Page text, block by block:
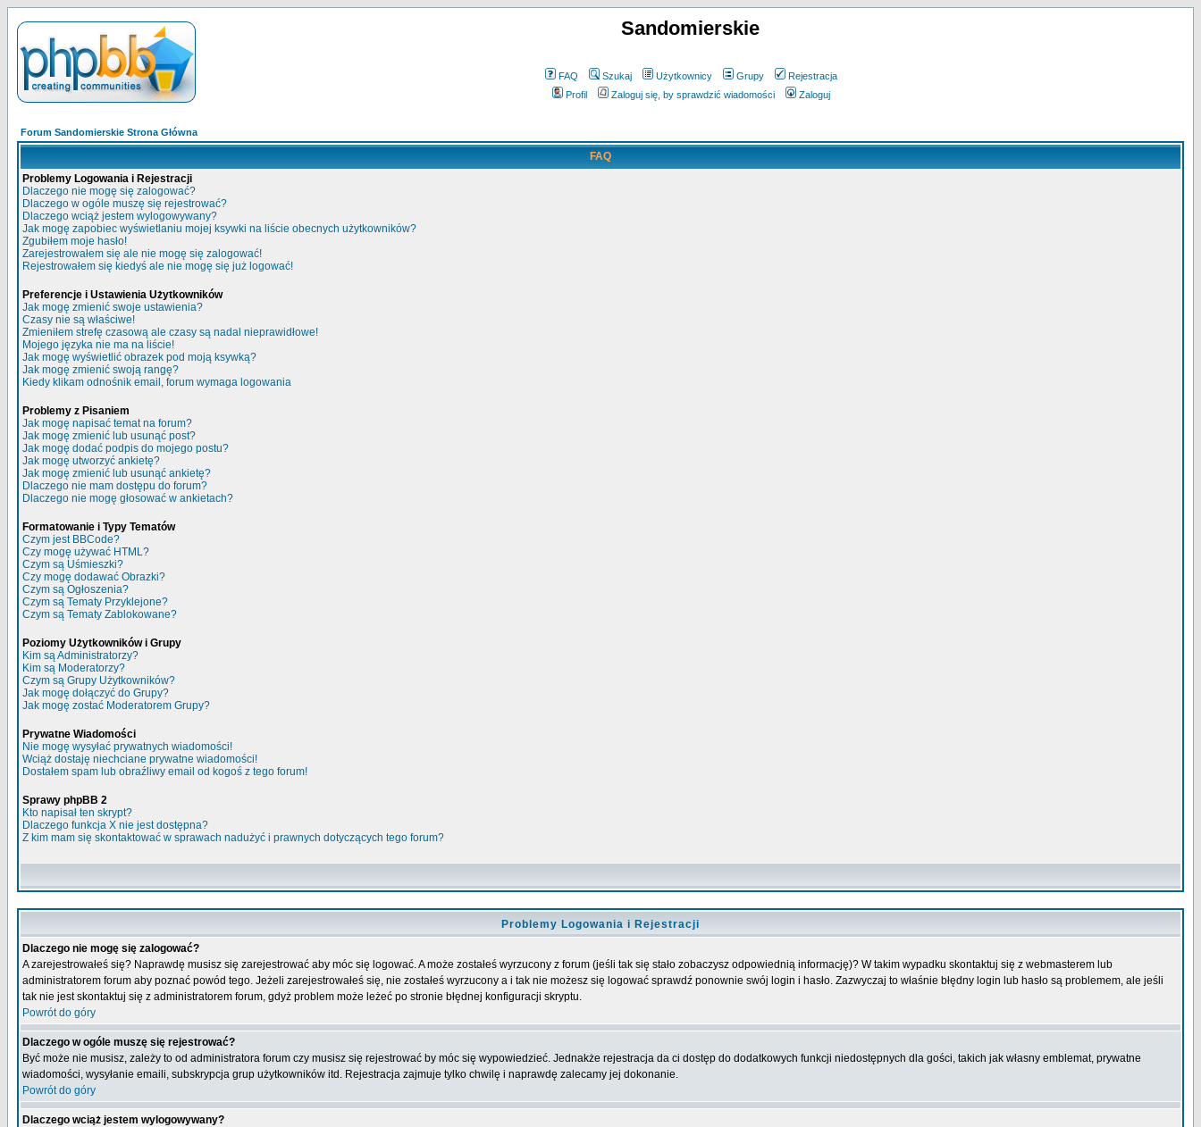
Sandomierskie
FAQ Szukaj Użytkownicy Grupy
Rejestracja
Profil
Zaloguj się, by sprawdzić wiadomości Zaloguj
Forum Sandomierskie Strona Główna
FAQ
Problemy Logowania i Rejestracji
Dlaczego nie mogę się zalogować?
Dlaczego w ogóle muszę się rejestrować?
Dlaczego wciąż jestem wylogowywany?
Jak mogę zapobiec wyświetlaniu mojej ksywki na liście obecnych użytkowników?
Zgubiłem moje hasło!
Zarejestrowałem się ale nie mogę się zalogować!
Rejestrowałem się kiedyś ale nie mogę się już logować!
Preferencje i Ustawienia Użytkowników
Jak mogę zmienić swoje ustawienia?
Czasy nie są właściwe!
Zmieniłem strefę czasową ale czasy są nadal nieprawidłowe!
Mojego języka nie ma na liście!
Jak mogę wyświetlić obrazek pod moją ksywką?
Jak mogę zmienić swoją rangę?
Kiedy klikam odnośnik email, forum wymaga logowania
Problemy z Pisaniem
Jak mogę napisać temat na forum?
Jak mogę zmienić lub usunąć post?
Jak mogę dodać podpis do mojego postu?
Jak mogę utworzyć ankietę?
Jak mogę zmienić lub usunąć ankietę?
Dlaczego nie mam dostępu do forum?
Dlaczego nie mogę głosować w ankietach?
Formatowanie i Typy Tematów
Czym jest BBCode?
Czy mogę używać HTML?
Czym są Uśmieszki?
Czy mogę dodawać Obrazki?
Czym są Ogłoszenia?
Czym są Tematy Przyklejone?
Czym są Tematy Zablokowane?
Poziomy Użytkowników i Grupy
Kim są Administratorzy?
Kim są Moderatorzy?
Czym są Grupy Użytkowników?
Jak mogę dołączyć do Grupy?
Jak mogę zostać Moderatorem Grupy?
Prywatne Wiadomości
Nie mogę wysyłać prywatnych wiadomości!
Wciąż dostaję niechciane prywatne wiadomości!
Dostałem spam lub obraźliwy email od kogoś z tego forum!
Sprawy phpBB 2
Kto napisał ten skrypt?
Dlaczego funkcja X nie jest dostępna?
Z kim mam się skontaktować w sprawach nadużyć i prawnych dotyczących tego forum?
Problemy Logowania i Rejestracji
Dlaczego nie mogę się zalogować?
A zarejestrowałeś się? Naprawdę musisz się zarejestrować aby móc się logować. A może zostałeś wyrzucony z forum (jeśli tak się stało zobaczysz odpowiednią informację)? W takim wypadku skontaktuj się z webmasterem lub
administratorem forum aby poznać powód tego. Jeżeli zarejestrowałeś się, nie zostałeś wyrzucony a i tak nie możesz się logować sprawdź ponownie swój login i hasło. Zazwyczaj to właśnie błędny login lub hasło są problemem, ale jeśli
tak nie jest skontaktuj się z administratorem forum, gdyż problem może leżeć po stronie błędnej konfiguracji skryptu.
Powrót do góry
Dlaczego w ogóle muszę się rejestrować?
Być może nie musisz, zależy to od administratora forum czy musisz się rejestrować by móc się wypowiedzieć. Jednakże rejestracja da ci dostęp do dodatkowych funkcji niedostępnych dla gości, takich jak własny emblemat, prywatne
wiadomości, wysyłanie emaili, subskrypcja grup użytkowników itd. Rejestracja zajmuje tylko chwilę i naprawdę zalecamy jej dokonanie.
Powrót do góry
Dlaczego wciąż jestem wylogowywany?